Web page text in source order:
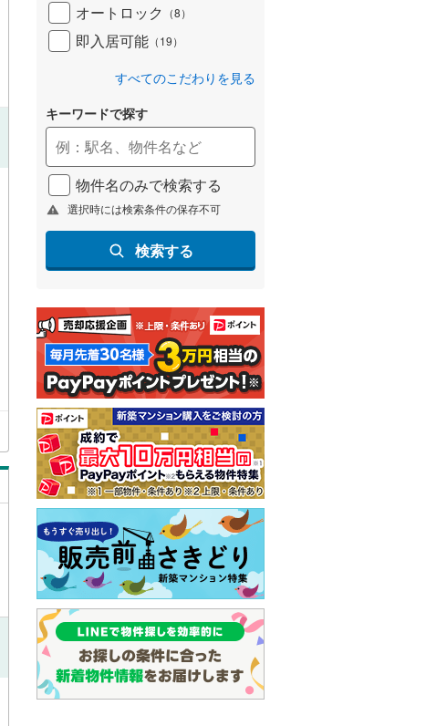
オートロック （8）
即入居可能 （19）
すべてのこだわりを見る
キーワードで探す
物件名のみで検索する
選択時には検索条件の保存不可
検索する